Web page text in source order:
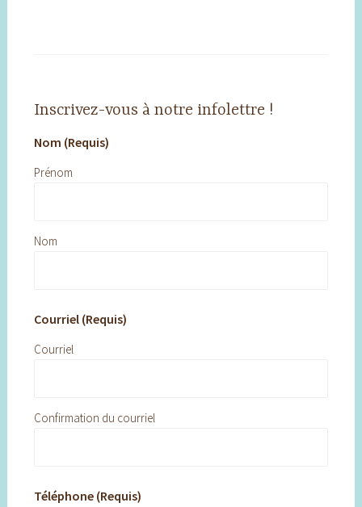
Inscrivez-vous à notre infolettre !
Nom (Requis)
Prénom
Nom
Courriel (Requis)
Courriel
Confirmation du courriel
Téléphone (Requis)